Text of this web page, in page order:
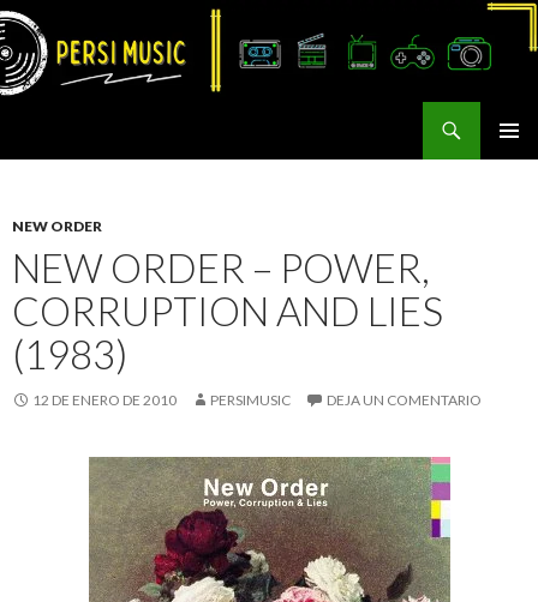
NEW ORDER
NEW ORDER – POWER,
CORRUPTION AND LIES
(1983)
12 DE ENERO DE 2010 PERSIMUSIC DEJA UN COMENTARIO